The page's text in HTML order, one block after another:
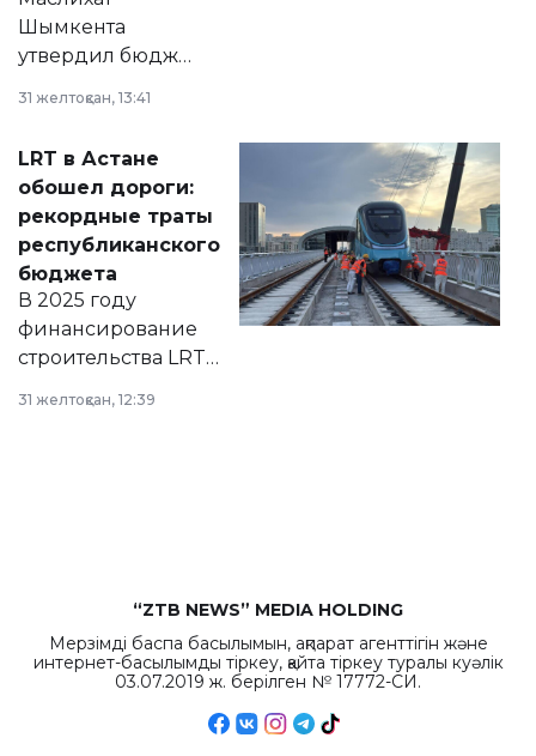
Шымкента
утвердил бюджет
2028 годы.
документ
появился в базе
нормативных
правовых актов и
на сайте маслихат
города.
31 желтоқсан, 13:41
LRT в Астане
обошел дороги:
рекордные траты
республиканского
бюджета
В 2025 году
финансирование
строительства LRT
республиканского
31 желтоқсан, 12:39
“ZTB NEWS” MEDIA HOLDING
Мерзімді баспа басылымын, ақпарат агенттігін және
интернет-басылымды тіркеу, қайта тіркеу туралы куәлік
03.07.2019 ж. берілген № 17772-СИ.